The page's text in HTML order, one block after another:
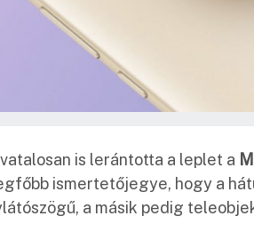
is lerántotta a leplet a
ismertetőjegye, hogy a
a másik pedig